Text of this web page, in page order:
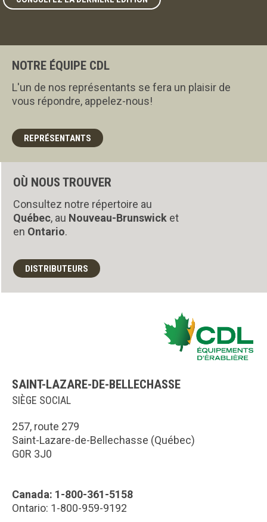
NOTRE ÉQUIPE CDL
L'un de nos représentants se fera un plaisir de
vous répondre, appelez-nous!
REPRÉSENTANTS
OÙ NOUS TROUVER
Consultez notre répertoire au
Québec, au Nouveau-Brunswick et
en Ontario.
DISTRIBUTEURS
SAINT-LAZARE-DE-BELLECHASSE
SIÈGE SOCIAL
257, route 279
Saint-Lazare-de-Bellechasse (Québec)
G0R 3J0
Canada: 1-800-361-5158
Ontario: 1-800-959-9192